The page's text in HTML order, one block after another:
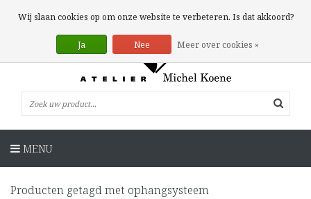
0 Artikelen
MENU
Producten getagd met ophangsysteem
Wij slaan cookies op om onze website te verbeteren. Is dat akkoord?
Ja Nee Meer over cookies »